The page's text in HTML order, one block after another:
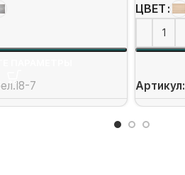
7
ЦВЕТ
Артикул: